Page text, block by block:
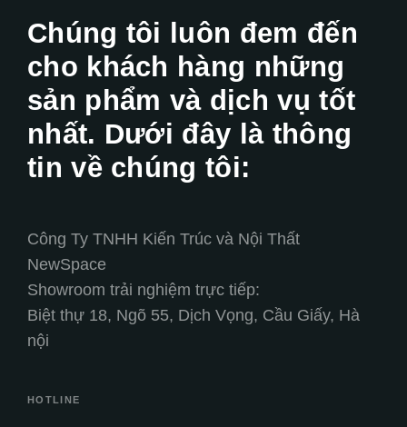
Chúng tôi luôn đem đến
cho khách hàng những
sản phẩm và dịch vụ tốt
nhất. Dưới đây là thông
tin về chúng tôi:
Công Ty TNHH Kiến Trúc và Nội Thất
NewSpace
Showroom trải nghiệm trực tiếp:
Biệt thự 18, Ngõ 55, Dịch Vọng, Cầu Giấy, Hà
nội
HOTLINE